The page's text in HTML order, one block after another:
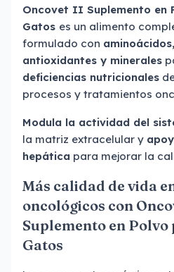
Oncovet II Suplemento en
Gatos es un alimento
formulado con
antioxidantes y minerales
deficiencias nutricionales
procesos y tratamientos
Modula la actividad del
la matriz extracelular y
hepática para mejorar la
Más calidad de vida
oncológicos con
Suplemento en
Gatos